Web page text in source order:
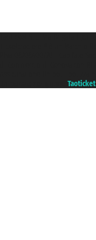
Taoticket